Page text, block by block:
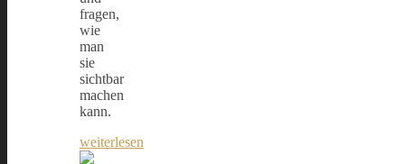
fragen,
wie
man
sie
sichtbar
machen
kann.
weiterlesen